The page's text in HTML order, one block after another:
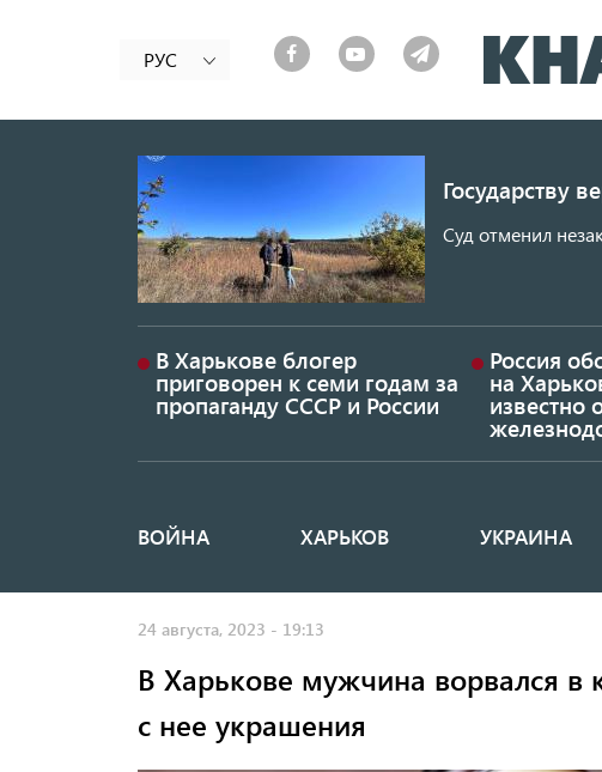
РУС
Государству
Суд отменил
В Харькове блогер
приговорен к семи годам за
пропаганду СССР и России
Россия
на
известно
Основная
ВОЙНА ХАРЬКОВ УКРАИНА
24 августа, 2023 - 19:13
В Харькове мужчина ворвался в
с нее украшения